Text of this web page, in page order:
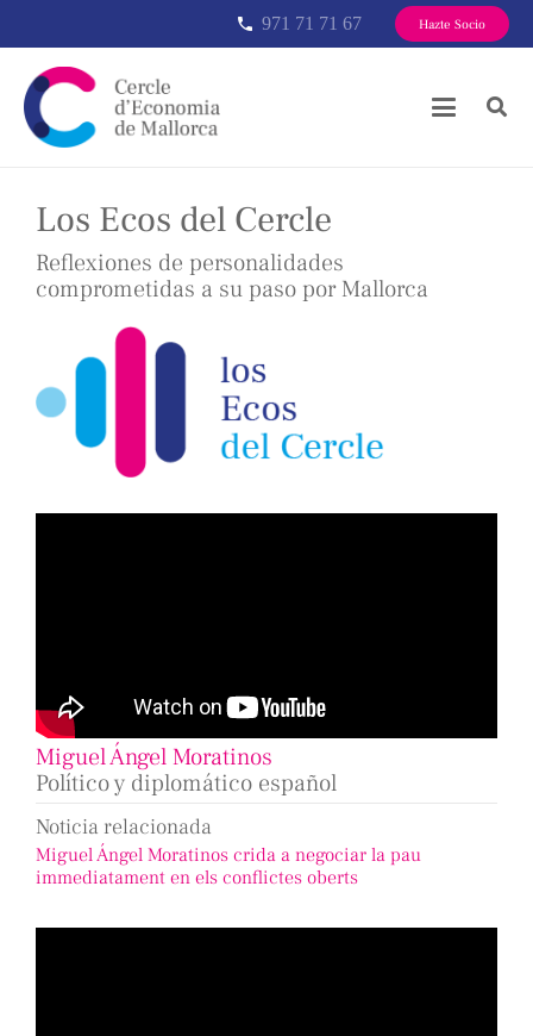
phone 971 71 71 67 Hazte Socio
Los Ecos del Cercle
Reflexiones de personalidades
comprometidas a su paso por Mallorca
Miguel Ángel Moratinos
Político y diplomático español
Noticia relacionada
Miguel Ángel Moratinos crida a negociar la pau
immediatament en els conflictes oberts